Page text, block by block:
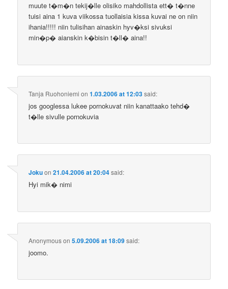
muute t�m�n tekij�lle olisiko mahdollista ett� t�nne
tuisi aina 1 kuva viikossa tuollaisia kissa kuvai ne on niin
ihania!!!!! niin tulisihan ainaskin hyv�ksi sivuksi
min�p� aianskin k�bisin t�ll� aina!!
Tanja Ruohoniemi on1.03.2006 at 12:03said:
jos googlessa lukee pornokuvat niin kanattaako tehd�
t�lle sivulle pornokuvia
Jokuon21.04.2006 at 20:04said:
Hyi mik� nimi
Anonymouson5.09.2006 at 18:09said:
joomo.